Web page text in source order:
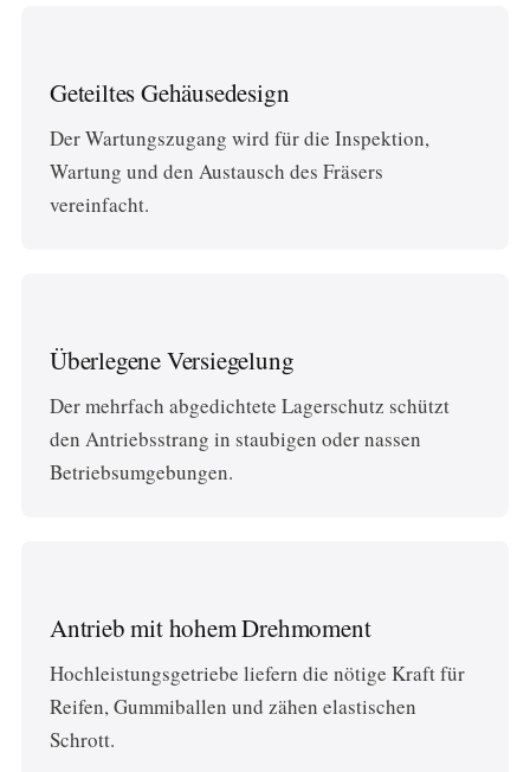
Geteiltes Gehäusedesign
Der Wartungszugang wird für die Inspektion,
Wartung und den Austausch des Fräsers
vereinfacht.
Überlegene Versiegelung
Der mehrfach abgedichtete Lagerschutz schützt
den Antriebsstrang in staubigen oder nassen
Betriebsumgebungen.
Antrieb mit hohem Drehmoment
Hochleistungsgetriebe liefern die nötige Kraft für
Reifen, Gummiballen und zähen elastischen
Schrott.